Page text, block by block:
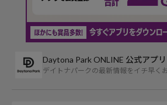
Daytona Park ONLINE 公式アプリ
デイトナパークの最新情報をイチ早く